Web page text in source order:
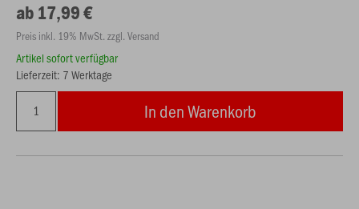
ab 17,99 €
Preis inkl. 19% MwSt. zzgl. Versand
Artikel sofort verfügbar
Lieferzeit: 7 Werktage
In den Warenkorb